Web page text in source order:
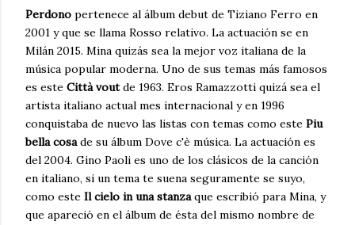
Perdono pertenece al álbum debut de Tiziano Ferro en
2001 y que se llama Rosso relativo. La actuación se en
Milán 2015. Mina quizás sea la mejor voz italiana de la
música popular moderna. Uno de sus temas más famosos
es este Città voutde 1963. Eros Ramazzotti quizá sea el
artista italiano actual mes internacional y en 1996
conquistaba de nuevo las listas con temas como este Piu
bella cosade su álbum Dove c'è música. La actuación es
del 2004. Gino Paoli es uno de los clásicos de la canción
en italiano, si un tema te suena seguramente se suyo,
como este Il cielo in una stanzaque escribió para Mina, y
que apareció en el álbum de ésta del mismo nombre de